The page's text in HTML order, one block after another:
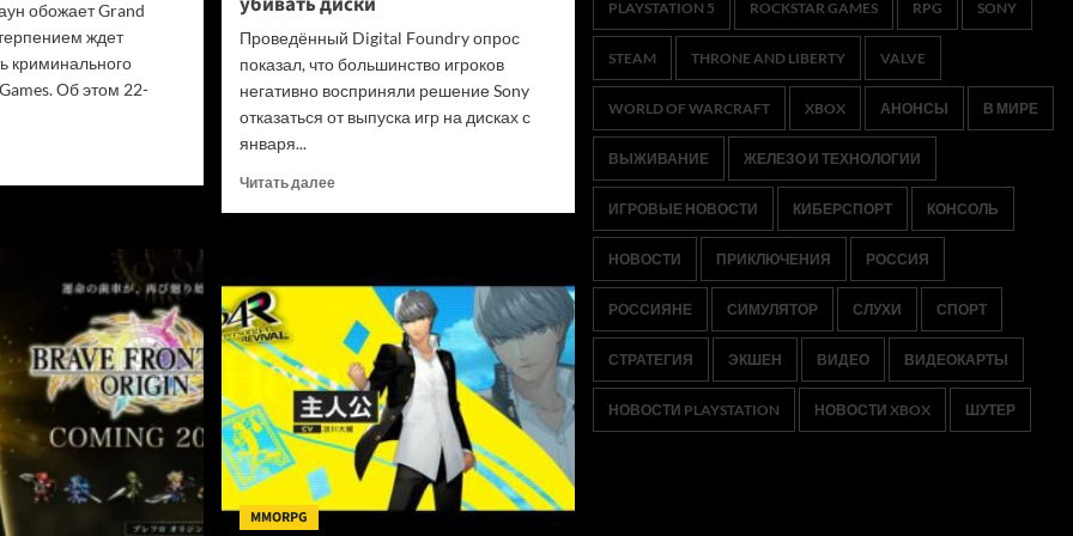
обожает Grand
ждет
криминального
Об этом 22-
Проведённый Digital Foundry опрос
показал, что большинство игроков
негативно восприняли решение Sony
отказаться от выпуска игр на дисках с
января...
Читать далееПрочитать
на
закрытых
платформах
игрокам
не
принедлежат»:
В
Digital
Foundry
призвали
MMORPG
PLAYSTATION 5 ROCKSTAR GAMES RPG SONY
STEAM THRONE AND LIBERTY VALVE
WORLD OF WARCRAFT XBOX АНОНСЫ В МИРЕ
ВЫЖИВАНИЕ ЖЕЛЕЗО И ТЕХНОЛОГИИ
ИГРОВЫЕ НОВОСТИ КИБЕРСПОРТ КОНСОЛЬ
НОВОСТИ ПРИКЛЮЧЕНИЯ РОССИЯ
РОССИЯНЕ СИМУЛЯТОР СЛУХИ СПОРТ
СТРАТЕГИЯ ЭКШЕН ВИДЕО ВИДЕОКАРТЫ
НОВОСТИ PLAYSTATION НОВОСТИ XBOX ШУТЕР